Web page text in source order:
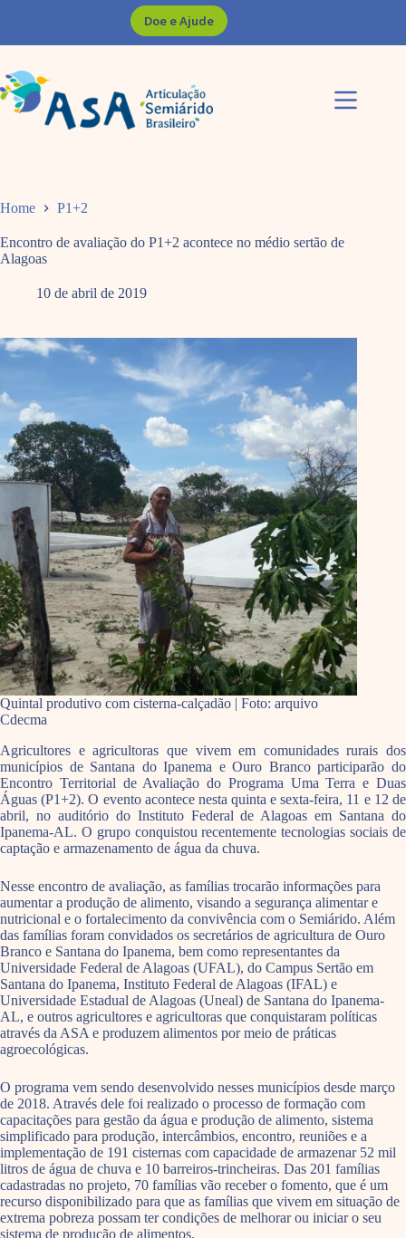
Doe e Ajude
Home P1+2
Encontro de avaliação do P1+2 acontece no médio sertão de
Alagoas
10 de abril de 2019
Quintal produtivo com cisterna-calçadão | Foto: arquivo
Cdecma
Agricultores e agricultoras que vivem em comunidades rurais dos
municípios de Santana do Ipanema e Ouro Branco participarão do
Encontro Territorial de Avaliação do Programa Uma Terra e Duas
Águas (P1+2). O evento acontece nesta quinta e sexta-feira, 11 e 12 de
abril, no auditório do Instituto Federal de Alagoas em Santana do
Ipanema-AL. O grupo conquistou recentemente tecnologias sociais de
captação e armazenamento de água da chuva.
Nesse encontro de avaliação, as famílias trocarão informações para
aumentar a produção de alimento, visando a segurança alimentar e
nutricional e o fortalecimento da convivência com o Semiárido. Além
das famílias foram convidados os secretários de agricultura de Ouro
Branco e Santana do Ipanema, bem como representantes da
Universidade Federal de Alagoas (UFAL), do Campus Sertão em
Santana do Ipanema, Instituto Federal de Alagoas (IFAL) e
Universidade Estadual de Alagoas (Uneal) de Santana do Ipanema-
AL, e outros agricultores e agricultoras que conquistaram políticas
através da ASA e produzem alimentos por meio de práticas
agroecológicas.
O programa vem sendo desenvolvido nesses municípios desde março
de 2018. Através dele foi realizado o processo de formação com
capacitações para gestão da água e produção de alimento, sistema
simplificado para produção, intercâmbios, encontro, reuniões e a
implementação de 191 cisternas com capacidade de armazenar 52 mil
litros de água de chuva e 10 barreiros-trincheiras. Das 201 famílias
cadastradas no projeto, 70 famílias vão receber o fomento, que é um
recurso disponibilizado para que as famílias que vivem em situação de
extrema pobreza possam ter condições de melhorar ou iniciar o seu
sistema de produção de alimentos.